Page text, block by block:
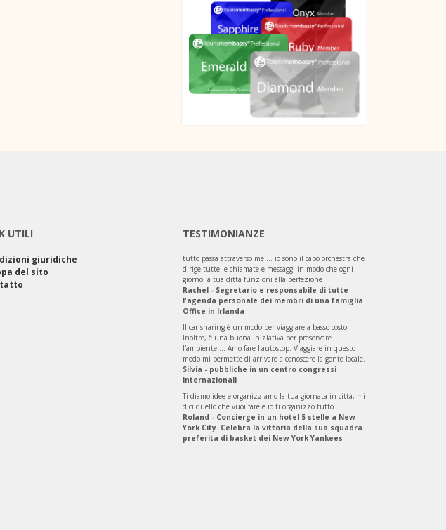
UTILI
giuridiche
del sito
TESTIMONIANZE
tutto passa attraverso me ... io sono il capo orchestra che
dirige tutte le chiamate e messaggi in modo che ogni
giorno la tua ditta funzioni alla perfezione
Rachel - Segretario e responsabile di tutte
l'agenda personale dei membri di una famiglia
Office in Irlanda
Il car sharing è un modo per viaggiare a basso costo.
Inoltre, è una buona iniziativa per preservare
l'ambiente ... Amo fare l'autostop. Viaggiare in questo
modo mi permette di arrivare a conoscere la gente locale.
Silvia - pubbliche in un centro congressi
internazionali
Ti diamo idee e organizziamo la tua giornata in città, mi
dici quello che vuoi fare e io ti organizzo tutto
Roland - Concierge in un hotel 5 stelle a New
York City. Celebra la vittoria della sua squadra
preferita di basket dei New York Yankees